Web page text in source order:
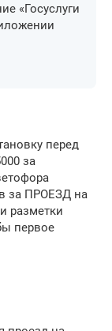
«Госуслуги
перед
за
за ПРОЕЗД на
разметки
первое